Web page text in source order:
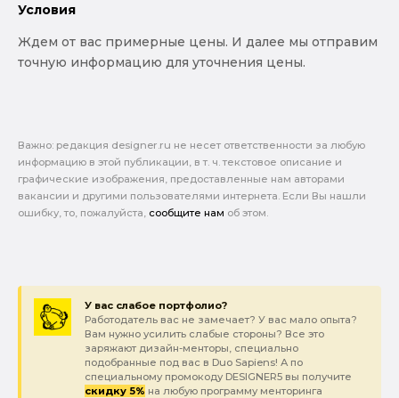
Условия
Ждем от вас примерные цены. И далее мы отправим
точную информацию для уточнения цены.
Важно: pедакция designer.ru не несет ответственности за любую
информацию в этой публикации, в т. ч. текстовое описание и
графические изображения, предоставленные нам авторами
вакансии и другими пользователями интернета. Если Вы нашли
ошибку, то, пожалуйста, сообщите нам об этом.
У вас слабое портфолио?
Работодатель вас не замечает? У вас мало опыта?
Вам нужно усилить слабые стороны? Все это
заряжают дизайн-менторы, специально
подобранные под вас в Duo Sapiens! А по
специальному промокоду DESIGNER5 вы получите
скидку 5% на любую программу менторинга